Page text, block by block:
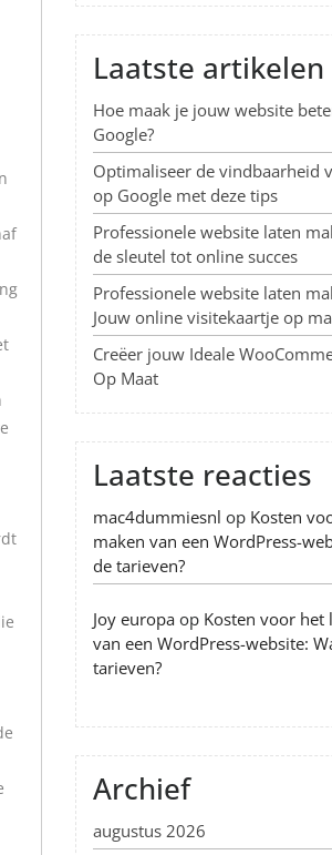
Laatste artikelen
Hoe maak je jouw website
Google?
Optimaliseer de vindbaarheid
op Google met deze tips
Professionele website laten
de sleutel tot online succes
Professionele website laten
Jouw online visitekaartje op
Creëer jouw Ideale
Op Maat
Laatste reacties
mac4dummiesnl op Kosten
maken van een WordPress-
de tarieven?
Joy europa op Kosten voor het
van een WordPress-website:
tarieven?
Archief
augustus 2026